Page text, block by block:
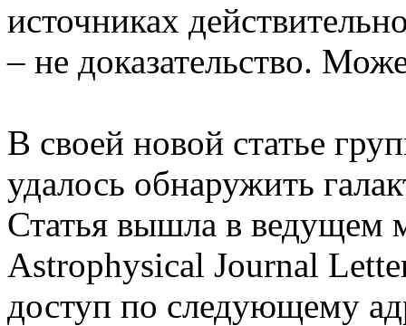
источниках
– не доказательство.
В своей новой статье
удалось обнаружить
Статья вышла в ведущем
Astrophysical Journal
доступ по следующему